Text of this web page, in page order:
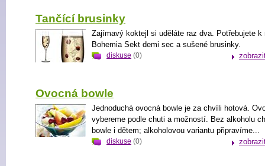
Tančící brusinky
Zajímavý koktejl si uděláte raz dva. Potřebujete k
Bohemia Sekt demi sec a sušené brusinky.
diskuse (0)
Ovocná bowle
Jednoduchá ovocná bowle je za chvíli hotová.
vybereme podle chuti a možností. Bez alkoholu
bowle i dětem; alkoholovou variantu připravíme...
diskuse (0)